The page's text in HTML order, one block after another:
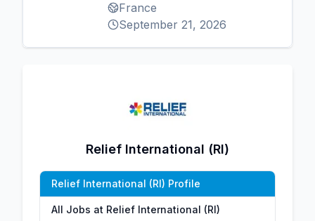
France
September 21, 2026
Relief International (RI)
Relief International (RI) Profile
All Jobs at Relief International (RI)